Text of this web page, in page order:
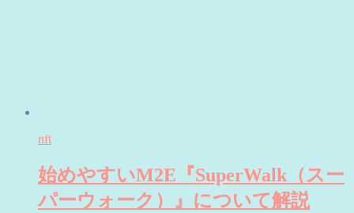
nft
始めやすいM2E『SuperWalk（スー
パーウォーク）』について解説